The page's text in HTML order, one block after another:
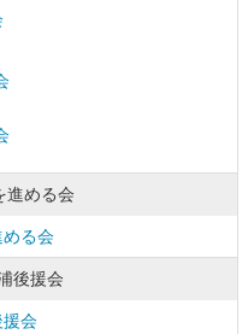
進める会
る会
後援会
会